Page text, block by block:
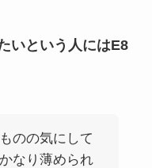
いという人にはE8
のの気にして
なり薄められ